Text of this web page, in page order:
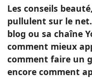
Les conseils
pullulent sur le
blog ou sa chaîne
comment mieux
comment faire un
encore comment